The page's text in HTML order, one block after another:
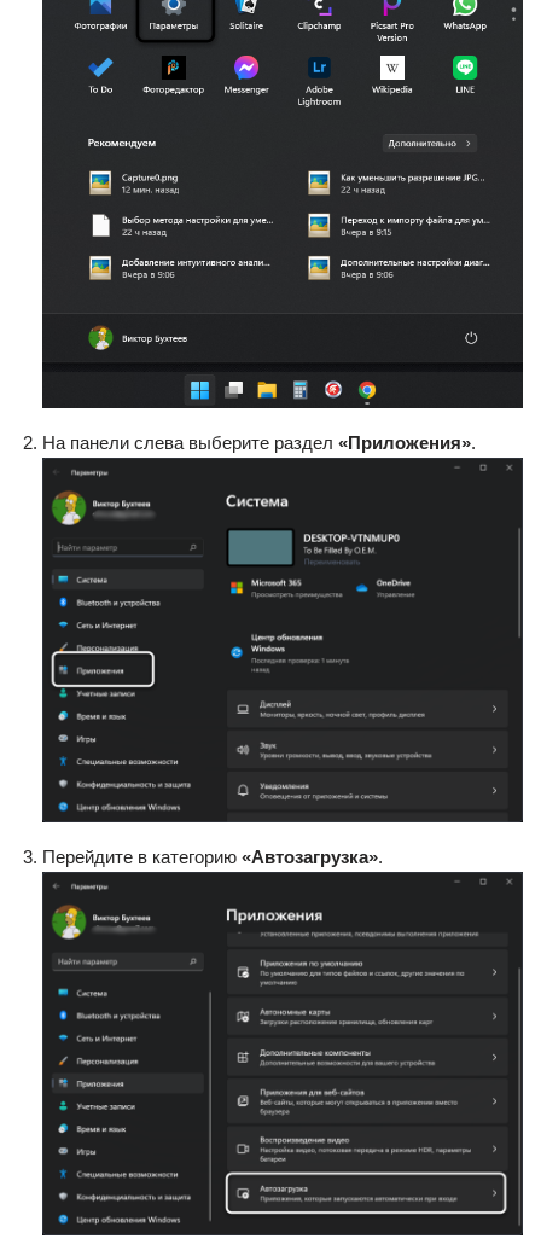
На панели слева выберите раздел «Приложения».
Перейдите в категорию «Автозагрузка».